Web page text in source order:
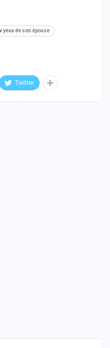
yeux de son épouse
Twitter